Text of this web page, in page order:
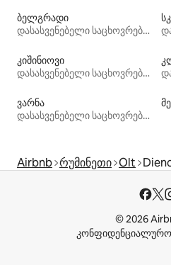
ბელგრადი
დასასვენებელი საცხოვრებლები
კიშინიოვი
დასასვენებელი საცხოვრებლები
ვარნა
დასასვენებელი საცხოვრებლები
Airbnb რუმინეთი Olt
© 2026